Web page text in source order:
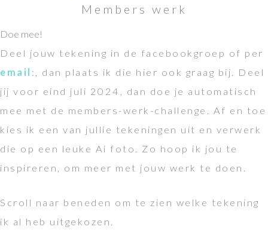
Members werk
Doe mee!
Deel jouw tekening in de facebookgroep of per
email :, dan plaats ik die hier ook graag bij. Deel
jij voor eind juli 2024, dan doe je automatisch
mee met de members-werk-challenge. Af en toe
kies ik een van jullie tekeningen uit en verwerk
die op een leuke Ai foto. Zo hoop ik jou te
inspireren, om meer met jouw werk te doen.
Scroll naar beneden om te zien welke tekening
ik al heb uitgekozen.